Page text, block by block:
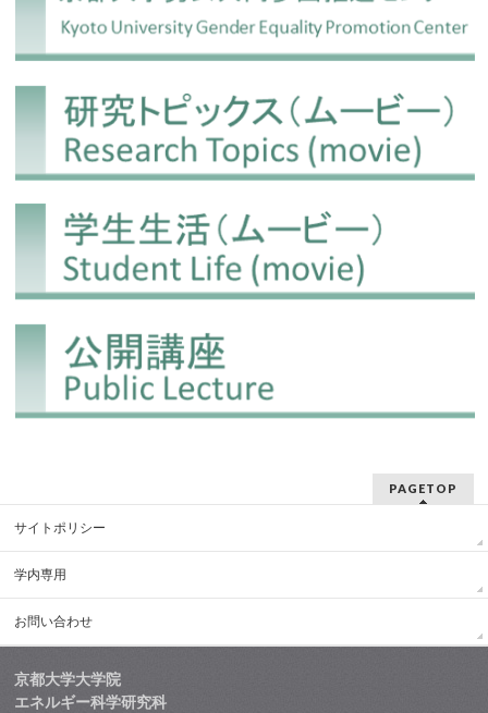
PAGETOP
サイトポリシー
学内専用
お問い合わせ
京都大学大学院
エネルギー科学研究科